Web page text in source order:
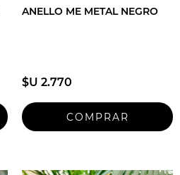
ANELLO ME METAL NEGRO
$U 2.770